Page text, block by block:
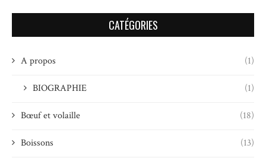
CATÉGORIES
A propos (1)
BIOGRAPHIE (1)
Bœuf et volaille (18)
Boissons (13)